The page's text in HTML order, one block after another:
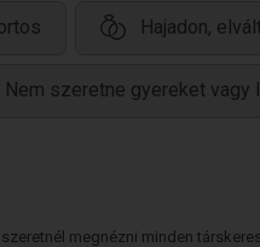
Hajadon,
Nem szeretne gyereket
megnézni minden